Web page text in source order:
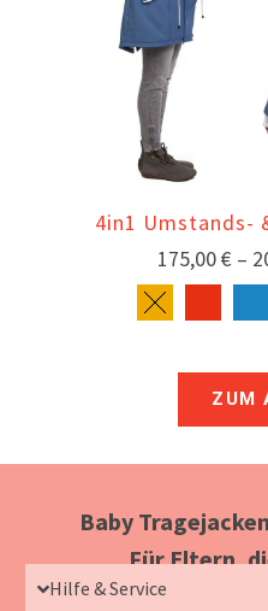
4in1 Umstands-
175,00€–
ZUM
Baby
Für Eltern,
Hilfe & Service